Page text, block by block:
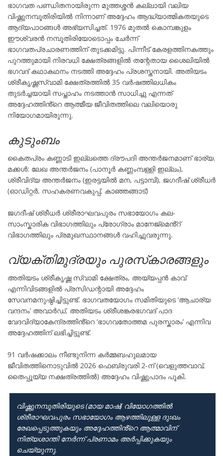
ഭാഗവത പണ്ഡിതനായിരുന്ന മുത്തശ്ശൻ കല്ലായി വലിയ
വിഷ്ണുനമ്പൂതിരിയിൽ നിന്നാണ് അദ്ദേഹം ആദ്ധ്യാത്മികതയുടെ
ആദ്യപാഠങ്ങൾ അഭ്യസിച്ചത്. 1976 മുതൽ കൊമ്പങ്കുളം
ഈശ്വരൻ നമ്പൂതിരിയോടൊപ്പം ചേർന്ന്
ഭാഗവതപ്രചാരണത്തിന് തുടക്കമിട്ടു. പിന്നീട് കേരളത്തിനകത്തും
പുറത്തുമായി നിരവധി ക്ഷേത്രങ്ങളിൽ തന്റേതായ ശൈലിയിൽ
ഭഗവദ് കഥാകഥനം നടത്തി അദ്ദേഹം പ്രശസ്തനായി. അതിയടം
ശ്രീകൃഷ്ണസ്വാമി ക്ഷേത്രത്തിൽ 35 വർഷത്തിലധികം
തുടർച്ചയായി സപ്താഹം നടത്താൻ സാധിച്ചു എന്നത്
അദ്ദേഹത്തിൻ്റെ ആത്മീയ ജീവിതത്തിലെ വലിയൊരു
നിയോഗമായിരുന്നു.
കുടുംബം
കൈതപ്രം കണ്ണാടി ഇല്ലത്തെ ദ്രൗപദി അന്തർജനമാണ് ഭാര്യ.
മക്കൾ: ലേഖ അന്തർജനം (പാനൂർ കണ്ണംമ്പള്ളി ഇല്ലം),
ശ്രീവിദ്യ അന്തർജനം (ഇരട്ടയിൽ മന, പട്ടാമ്പി), ജഗദീഷ് ശ്രീധർ
(ഓഡിറ്റർ, സഹകരണവകുപ്പ്, കാഞ്ഞങ്ങാട്)
ജഗദീഷ് ശ്രീധർ ശ്രീരാഘവപുരം സഭായോഗം കല-
സാംസ്കാരിക വിഭാഗത്തിലും പ്രോഗ്രാം മാനേജ്മെൻ്റ്
വിഭാഗത്തിലും പ്രമുഖസ്ഥാനങ്ങൾ വഹിച്ചുവരുന്നു.
വ്യക്തിമുദ്രയും പുരസ്‌കാരങ്ങളും
അതിയടം ശ്രീകൃഷ്ണ സ്വാമി ക്ഷേത്രം, അയ്യപ്പൻ കാവ്
എന്നിവിടങ്ങളിൽ പ്രസിഡന്റായി അദ്ദേഹം
സേവനമനുഷ്ഠിച്ചിട്ടുണ്ട്. ഭാഗവതയോഗം സമിതിയുടെ ‘ആചാര്യ
വന്ദനം’ അവാർഡ്, അതിയടം ശ്രീശങ്കരഭഗവദ് പാദ
വേദവിദ്യാകേന്ദ്രത്തിൻ്റെ ‘ഭാഗവതോത്തമ പുരസ്കാരം’ എന്നിവ
അദ്ദേഹത്തിന് ലഭിച്ചിട്ടുണ്ട്.
91 വർഷക്കാലം നീണ്ടുനിന്ന കർമ്മബഹുലമായ
ജീവിതത്തിനൊടുവിൽ 2026 ഫെബ്രുവരി 2-ന് (വെളുത്തവാവ്,
തൈപ്പൂയ്യ നക്ഷത്രത്തിൽ) അദ്ദേഹം വിഷ്ണുപാദം പൂകി.
വിഷ്ണുനമ്പൂതിരിയുടെ (മായ മാഷ്) വിയോഗത്തിൽ
ശ്രീരാഘവപുരം സഭായോഗം ആഴത്തിലുള്ള ദുഃഖം
രേഖപ്പെടുത്തുകയും അദ്ദേഹത്തിൻ്റെ ആത്മാവിന്
നിത്യശാന്തി നേർന്ന് പ്രണാമം അർപ്പിക്കുകയും
ചെയ്യുന്നു.